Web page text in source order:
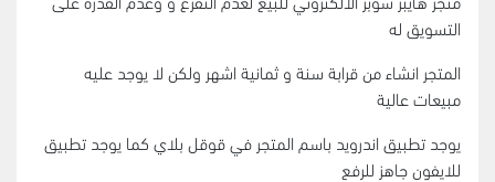
التسويق له
المتجر انشاء من قرابة سنة و ثمانية اشهر ولكن لا يوجد عليه
مبيعات عالية
يوجد تطبيق اندرويد باسم المتجر في قوقل بلاي كما يوجد تطبيق
للايفون جاهز للرفع